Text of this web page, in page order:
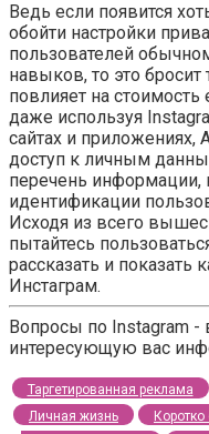
Ведь если появится
обойти настройки
пользователей
навыков, то это
повлияет на
даже используя
сайтах и приложениях,
доступ к личным
перечень информации,
идентификации
Исходя из всего
пытайтесь
рассказать и показать
Инстаграм.
Вопросы по Instagram -
интересующую вас
Таргетированная реклама
Личная жизнь